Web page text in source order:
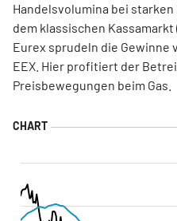
Handelsvolumina bei
dem klassischen
Eurex sprudeln die Gewinne
EEX. Hier profitiert der
Preisbewegungen beim Gas.